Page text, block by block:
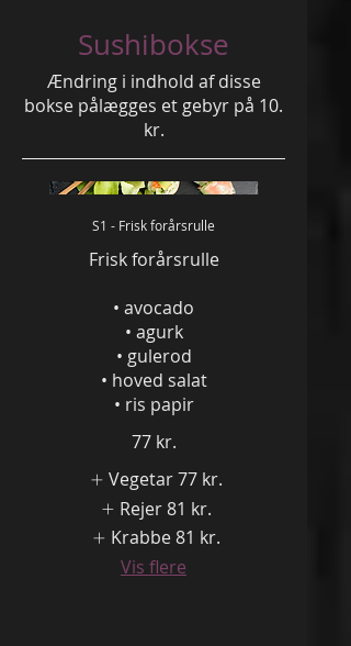
Sushibokse
Ændring i indhold af disse
bokse pålægges et gebyr på 10.
kr.
S1 - Frisk forårsrulle
Frisk forårsrulle
• avocado
• agurk
• gulerod
• hoved salat
• ris papir
77 kr.
Vegetar77 kr.
Rejer81 kr.
Krabbe81 kr.
Vis flere